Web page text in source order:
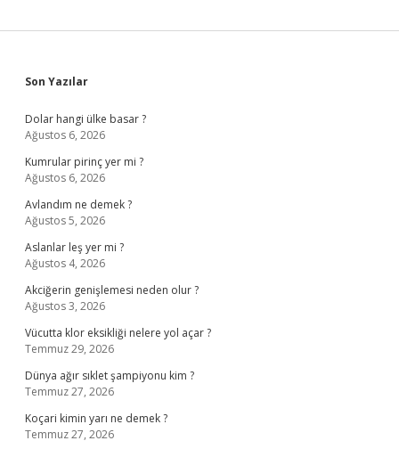
Sidebar
Son Yazılar
Dolar hangi ülke basar ?
Ağustos 6, 2026
Kumrular pirinç yer mi ?
Ağustos 6, 2026
Avlandım ne demek ?
Ağustos 5, 2026
Aslanlar leş yer mi ?
Ağustos 4, 2026
Akciğerin genişlemesi neden olur ?
Ağustos 3, 2026
Vücutta klor eksikliği nelere yol açar ?
Temmuz 29, 2026
Dünya ağır sıklet şampiyonu kim ?
Temmuz 27, 2026
Koçari kimin yarı ne demek ?
Temmuz 27, 2026